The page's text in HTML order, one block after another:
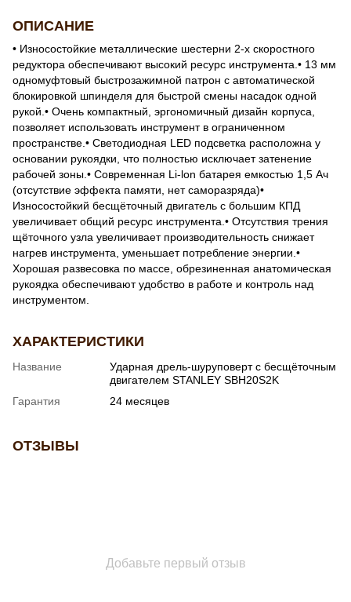
ОПИСАНИЕ
• Износостойкие металлические шестерни 2-х скоростного
редуктора обеспечивают высокий ресурс инструмента.• 13 мм
одномуфтовый быстрозажимной патрон с автоматической
блокировкой шпинделя для быстрой смены насадок одной
рукой.• Очень компактный, эргономичный дизайн корпуса,
позволяет использовать инструмент в ограниченном
пространстве.• Светодиодная LED подсветка расположна у
основании рукоядки, что полностью исключает затенение
рабочей зоны.• Современная Li-lon батарея емкостью 1,5 Ач
(отсутствие эффекта памяти, нет саморазряда)•
Износостойкий бесщёточный двигатель с большим КПД
увеличивает общий ресурс инструмента.• Отсутствия трения
щёточного узла увеличивает производительность снижает
нагрев инструмента, уменьшает потребление энергии.•
Хорошая развесовка по массе, обрезиненная анатомическая
рукоядка обеспечивают удобство в работе и контроль над
инструментом.
ХАРАКТЕРИСТИКИ
Название
Ударная дрель-шуруповерт с бесщёточным
двигателем STANLEY SBH20S2K
Гарантия
24 месяцев
ОТЗЫВЫ
Добавьте первый отзыв